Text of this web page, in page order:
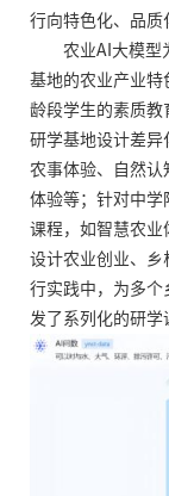
行向特色化、品质
农业AI大模型
基地的农业产业特
龄段学生的素质教
研学基地设计差异
农事体验、自然认
体验等；针对中学
课程，如智慧农业
设计农业创业、乡
行实践中，为多个
发了系列化的研学